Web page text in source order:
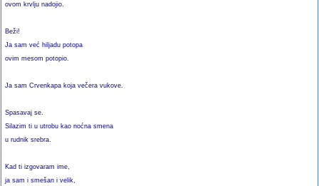
ovom krvlju nadojio.
Beži!
Ja sam već hiljadu potopa
ovim mesom potopio.
Ja sam Crvenkapa koja večera vukove.
Spasavaj se.
Silazim ti u utrobu kao noćna smena
u rudnik srebra.
Kad ti izgovaram ime,
ja sam i smešan i velik,